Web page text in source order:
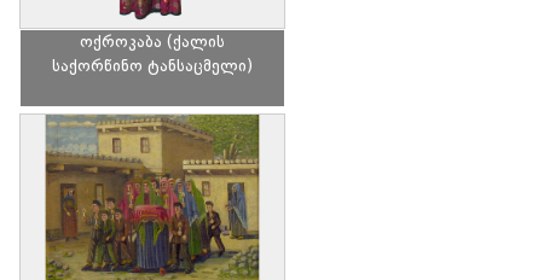
ოქროკაბა (ქალის
საქორწინო ტანსაცმელი)